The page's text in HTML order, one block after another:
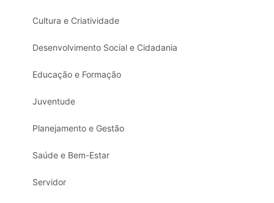
Cultura e Criatividade
Desenvolvimento Social e Cidadania
Educação e Formação
Juventude
Planejamento e Gestão
Saúde e Bem-Estar
Servidor